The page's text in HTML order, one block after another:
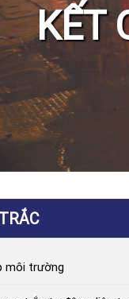
KẾT
môi trường